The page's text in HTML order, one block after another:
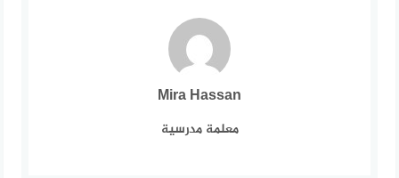
Mira Hassan
معلمة مدرسية